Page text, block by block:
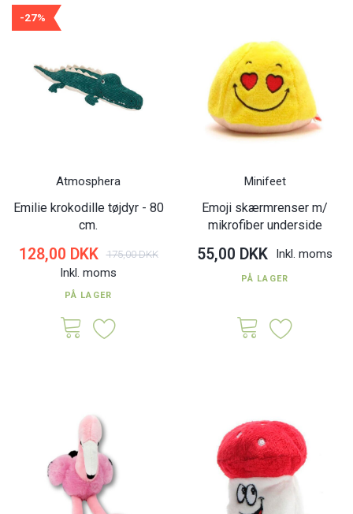
-27%
Atmosphera
Emilie krokodille tøjdyr - 80
cm.
128,00 DKK 175,00 DKK
Inkl. moms
PÅ LAGER
Minifeet
Emoji skærmrenser m/
mikrofiber underside
55,00 DKK Inkl. moms
PÅ LAGER